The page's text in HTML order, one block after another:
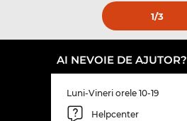
1/3
AI NEVOIE DE AJUTOR?
Luni-Vineri orele 10-19
Helpcenter